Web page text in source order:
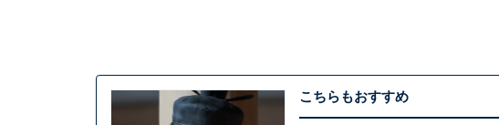
こちらもおすすめ